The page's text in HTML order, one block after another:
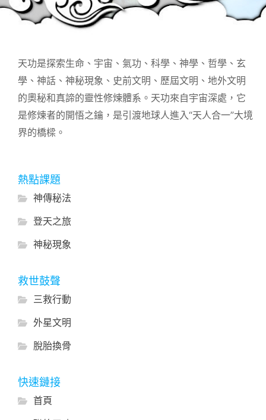
天功是探索生命、宇宙、氣功、科學、神學、哲學、玄
學、神話、神秘現象、史前文明、歷屆文明、地外文明
的奧秘和真諦的靈性修煉體系。天功來自宇宙深處，它
是修煉者的開悟之鑰，是引渡地球人進入“天人合一”大境
界的橋樑。
熱點課題
神傳秘法
登天之旅
神秘現象
救世鼓聲
三救行動
外星文明
脫胎換骨
快速鏈接
首頁